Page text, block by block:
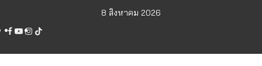
content
8 สิงหาคม 2026
facebook
youtube
instagram
tiktok